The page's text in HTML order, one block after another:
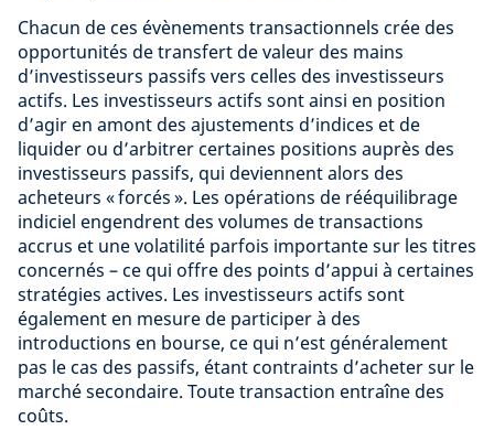
Chacun de ces évènements transactionnels crée des
opportunités de transfert de valeur des mains
d’investisseurs passifs vers celles des investisseurs
actifs. Les investisseurs actifs sont ainsi en position
d’agir en amont des ajustements d’indices et de
liquider ou d’arbitrer certaines positions auprès des
investisseurs passifs, qui deviennent alors des
acheteurs « forcés ». Les opérations de rééquilibrage
indiciel engendrent des volumes de transactions
accrus et une volatilité parfois importante sur les titres
concernés – ce qui offre des points d’appui à certaines
stratégies actives. Les investisseurs actifs sont
également en mesure de participer à des
introductions en bourse, ce qui n’est généralement
pas le cas des passifs, étant contraints d’acheter sur le
marché secondaire. Toute transaction entraîne des
coûts.